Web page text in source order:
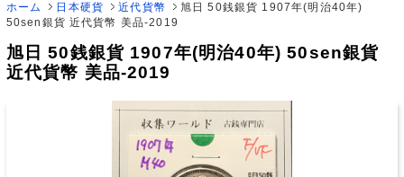
ホーム 日本硬貨 近代貨幣
旭日 50銭銀貨 1907年(明治40年)
50sen銀貨 近代貨幣 美品-2019
旭日 50銭銀貨 1907年(明治40年) 50sen銀貨
近代貨幣 美品-2019